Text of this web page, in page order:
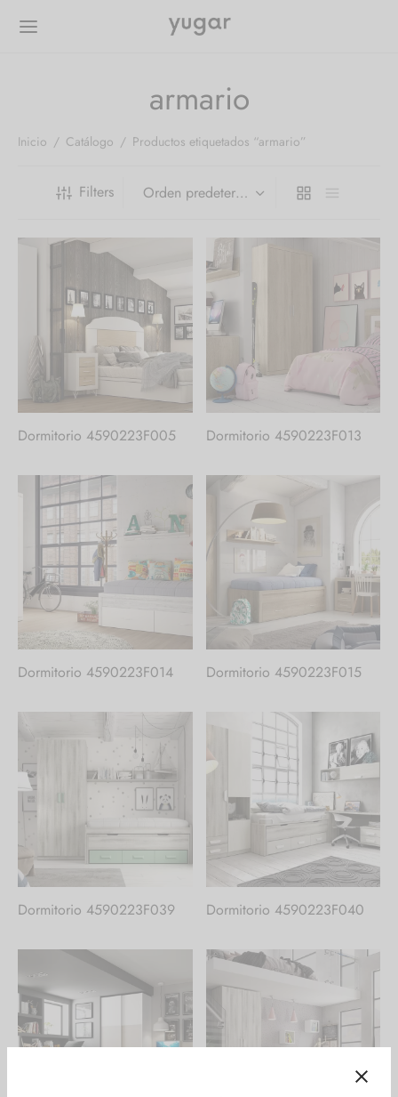
armario
Inicio / Catálogo / Productos etiquetados “armario”
Filters
Dormitorio 4590223F005 Dormitorio 4590223F013
Dormitorio 4590223F014 Dormitorio 4590223F015
Dormitorio 4590223F039 Dormitorio 4590223F040